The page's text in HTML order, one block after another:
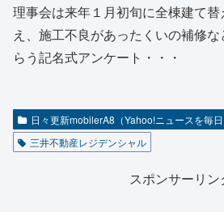
理事会は来年１月初旬に全棟建て
え、施工不良があったくいの補修
らう記名式アンケート・・・
日々更新mobilerA8（Yahoo!ニュースを毎日
三井不動産レジデンシャル
スポンサーリン